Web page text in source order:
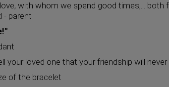
with whom we spend good times,... both
- parent
your loved one that your friendship will never
of the bracelet